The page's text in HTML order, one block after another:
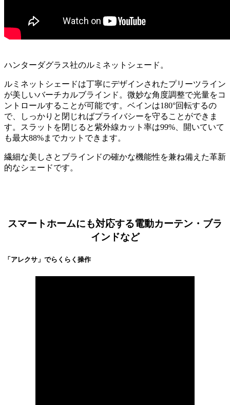
ハンターダグラス社のルミネットシェード。
ルミネットシェードは丁寧にデザインされたプリーツライン
が美しいバーチカルブラインド。微妙な角度調整で光量をコ
ントロールすることが可能です。ベインは180°回転するの
で、しっかりと閉じればプライバシーを守ることができま
す。スラットを閉じると紫外線カット率は99%、開いていて
も最大88%までカットできます。
繊細な美しさとブラインドの確かな機能性を兼ね備えた革新
的なシェードです。
スマートホームにも対応する電動カーテン・ブラ
インドなど
「アレクサ」でらくらく操作